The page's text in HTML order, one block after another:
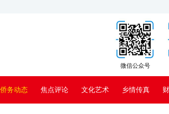
微信公众号
侨务动态 焦点评论 文化艺术 乡情传真